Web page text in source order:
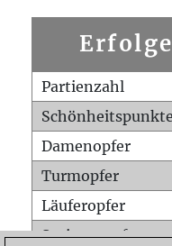
Partienzahl
Schönheitspunkte
Damenopfer
Turmopfer
Läuferopfer
Springeropfer